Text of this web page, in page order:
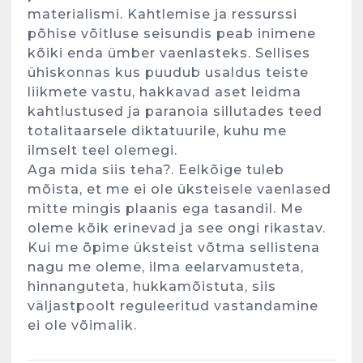
materialismi. Kahtlemise ja ressurssi
põhise võitluse seisundis peab inimene
kõiki enda ümber vaenlasteks. Sellises
ühiskonnas kus puudub usaldus teiste
liikmete vastu, hakkavad aset leidma
kahtlustused ja paranoia sillutades teed
totalitaarsele diktatuurile, kuhu me
ilmselt teel olemegi.
Aga mida siis teha?. Eelkõige tuleb
mõista, et me ei ole üksteisele vaenlased
mitte mingis plaanis ega tasandil. Me
oleme kõik erinevad ja see ongi rikastav.
Kui me õpime üksteist võtma sellistena
nagu me oleme, ilma eelarvamusteta,
hinnanguteta, hukkamõistuta, siis
väljastpoolt reguleeritud vastandamine
ei ole võimalik.
Kunglarahva Turuplats
Eestlaste toidu -ja
kokkusaamise koht Soomes,
Espoos
märts 24, 2025
Kunglarahva Turuplats
Salvkaevud
märts 24, 2025
Kunglarahva Turuplats